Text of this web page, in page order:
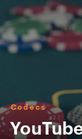
Codecs